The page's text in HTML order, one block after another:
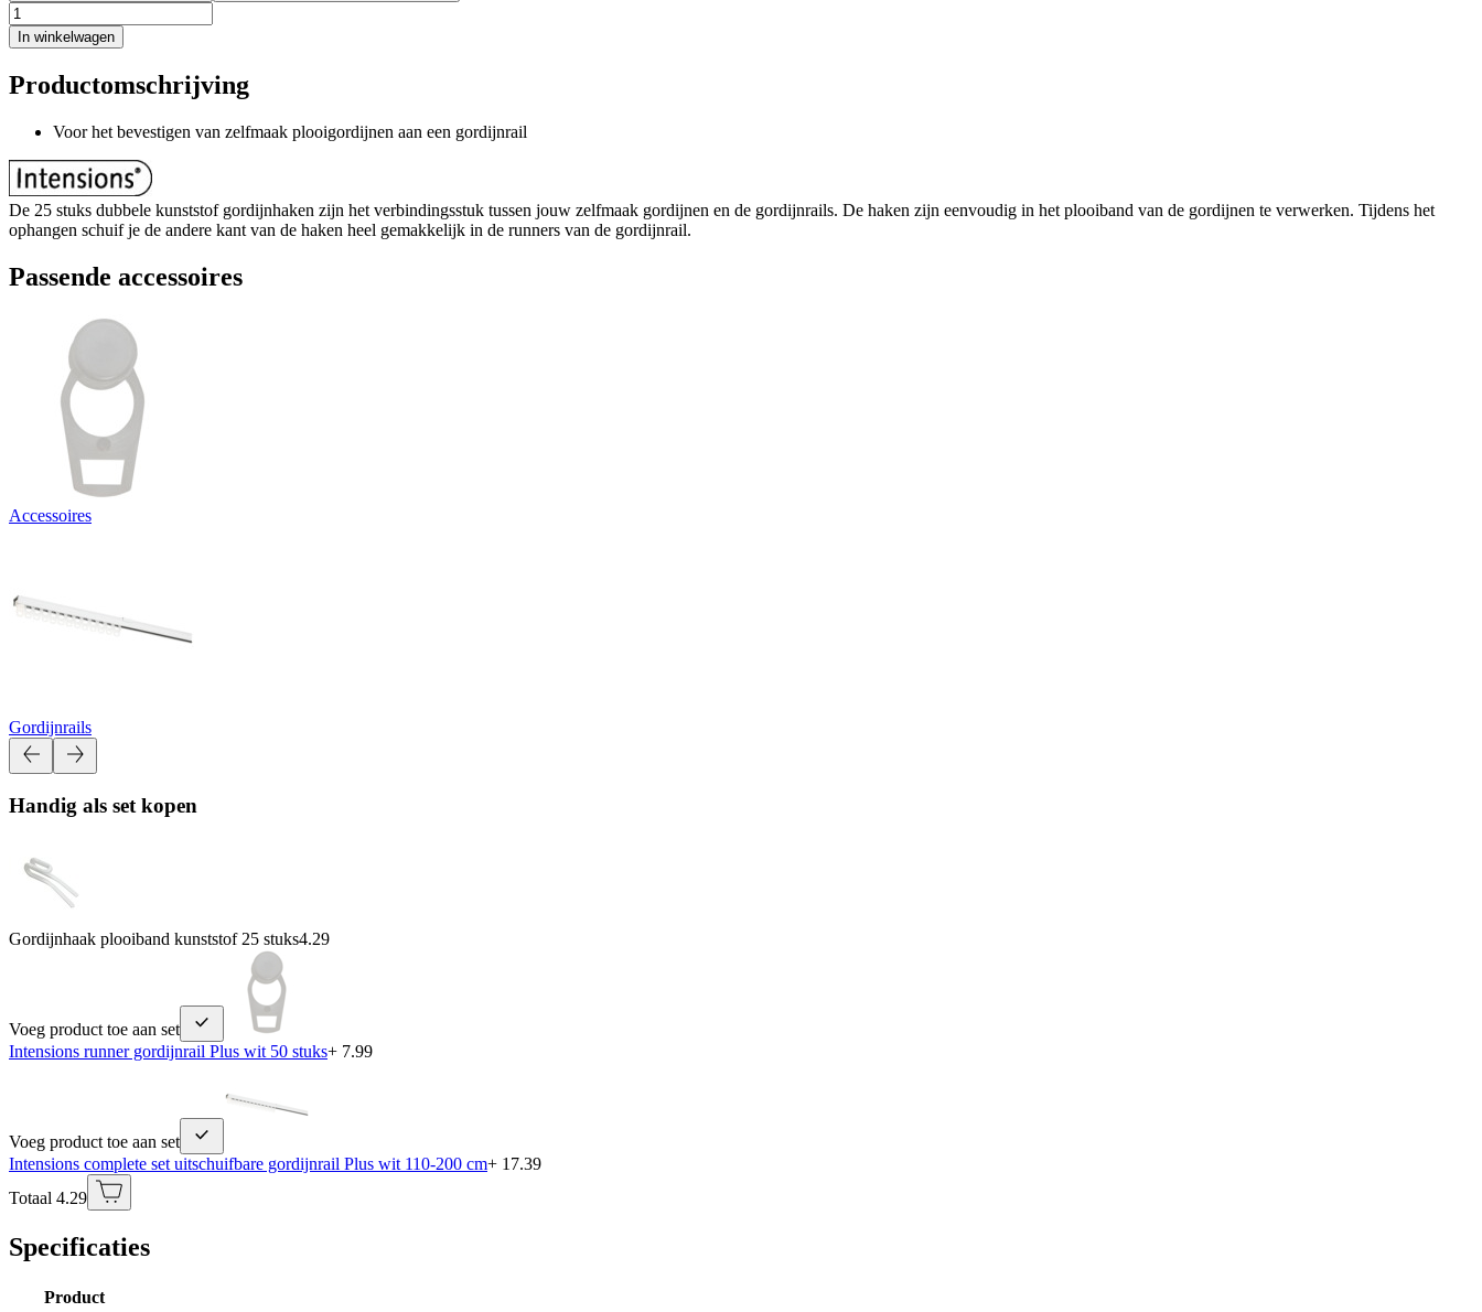
In winkelwagen
Productomschrijving
Voor het bevestigen van zelfmaak plooigordijnen aan een gordijnrail
De 25 stuks dubbele kunststof gordijnhaken zijn het verbindingsstuk tussen jouw zelfmaak gordijnen en de gordijnrails. De haken zijn eenvoudig in het plooiband van de gordijnen te verwerken. Tijdens het
ophangen schuif je de andere kant van de haken heel gemakkelijk in de runners van de gordijnrail.
Passende accessoires
Accessoires
Gordijnrails
Handig als set kopen
Gordijnhaak plooiband kunststof 25 stuks4.29
Voeg product toe aan set
Intensions runner gordijnrail Plus wit 50 stuks+ 7.99
Voeg product toe aan set
Intensions complete set uitschuifbare gordijnrail Plus wit 110-200 cm+ 17.39
Totaal 4.29
Specificaties
Product